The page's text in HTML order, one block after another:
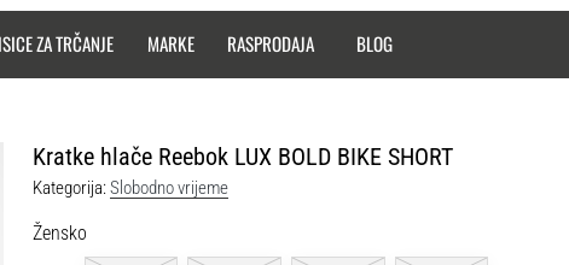
ZA TRČANJE MARKE RASPRODAJA BLOG
Kratke hlače Reebok LUX BOLD BIKE SHORT
Kategorija:Slobodno vrijeme
Žensko